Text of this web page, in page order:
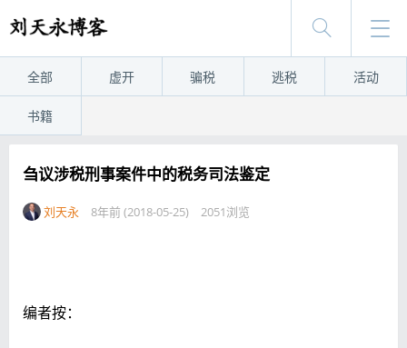
全部 虚开 骗税 逃税 活动
书籍
刍议涉税刑事案件中的税务司法鉴定
刘天永 8年前 (2018-05-25) 2051浏览
编者按：